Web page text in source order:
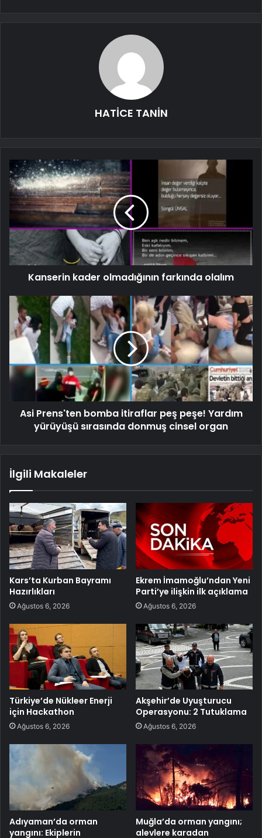
HATİCE TANİN
Kanserin kader olmadığının farkında olalım
Asi Prens'ten bomba itiraflar peş peşe! Yardım
yürüyüşü sırasında donmuş cinsel organ
İlgili Makaleler
Kars’ta Kurban Bayramı
Hazırlıkları
Ağustos 6, 2026
Ekrem İmamoğlu’ndan Yeni
Parti’ye ilişkin ilk açıklama
Ağustos 6, 2026
Türkiye’de Nükleer Enerji
için Hackathon
Ağustos 6, 2026
Akşehir’de Uyuşturucu
Operasyonu: 2 Tutuklama
Ağustos 6, 2026
Adıyaman’da orman
yangını: Ekiplerin
Muğla’da orman yangını;
alevlere karadan